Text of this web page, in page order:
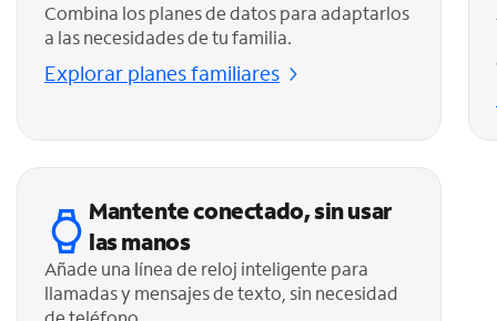
Combina los planes de datos para adaptarlos
a las necesidades de tu familia.
Explorar planes familiares
Mantente conectado, sin usar
las manos
Añade una línea de reloj inteligente para
llamadas y mensajes de texto, sin necesidad